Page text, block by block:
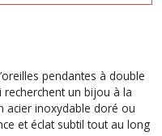
pendantes à double
un bijou à la
acier inoxydable doré ou
et éclat subtil tout au long